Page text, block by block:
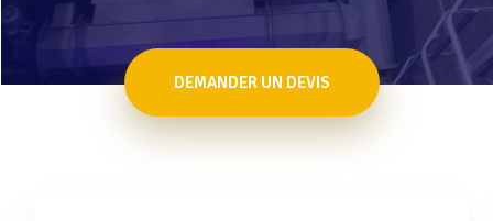
DEMANDER UN DEVIS